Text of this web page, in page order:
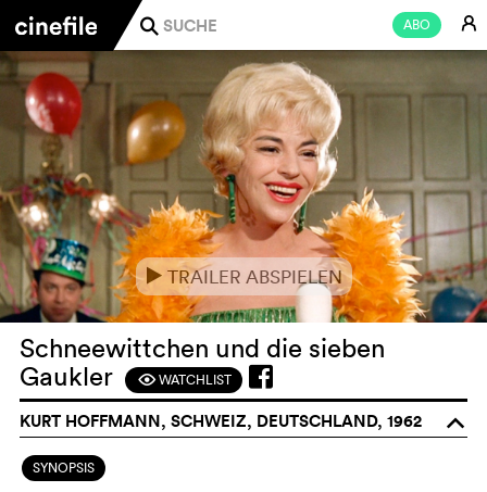
ABO E
j
e TRAILER ABSPIELEN
Schneewittchen und die sieben
Gaukler
FWATCHLIST
KURT HOFFMANN, SCHWEIZ, DEUTSCHLAND, 1962 o
SYNOPSIS